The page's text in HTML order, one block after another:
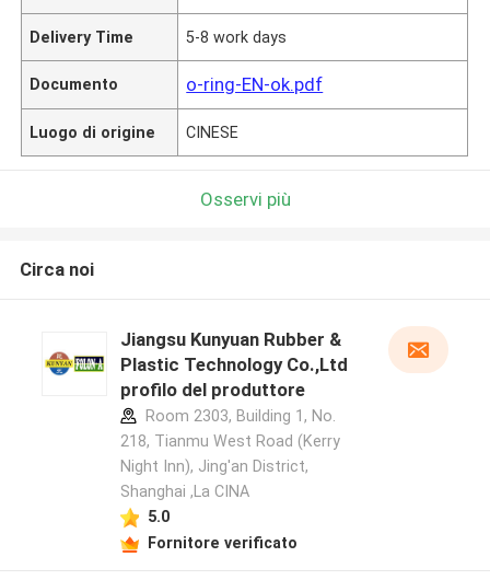
Delivery Time 5-8 work days
Documento o-ring-EN-ok.pdf
Luogo di origine CINESE
Osservi più
Circa noi
Jiangsu Kunyuan Rubber &
Plastic Technology Co.,Ltd
profilo del produttore
Room 2303, Building 1, No.
218, Tianmu West Road (Kerry
Night Inn), Jing'an District,
Shanghai ,La CINA
5.0
Fornitore verificato